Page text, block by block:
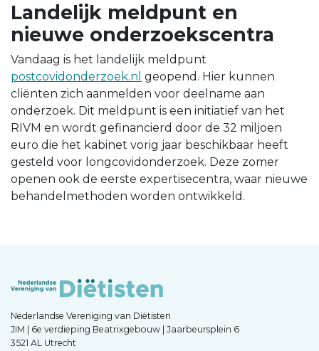
Landelijk meldpunt en
nieuwe onderzoekscentra
Vandaag is het landelijk meldpunt
postcovidonderzoek.nl geopend. Hier kunnen
cliënten zich aanmelden voor deelname aan
onderzoek. Dit meldpunt is een initiatief van het
RIVM en wordt gefinancierd door de 32 miljoen
euro die het kabinet vorig jaar beschikbaar heeft
gesteld voor longcovidonderzoek. Deze zomer
openen ook de eerste expertisecentra, waar nieuwe
behandelmethoden worden ontwikkeld.
Nederlandse Vereniging van Diëtisten
JIM | 6e verdieping Beatrixgebouw | Jaarbeursplein 6
3521 AL Utrecht